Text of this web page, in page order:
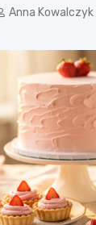
Anna Kowalczyk